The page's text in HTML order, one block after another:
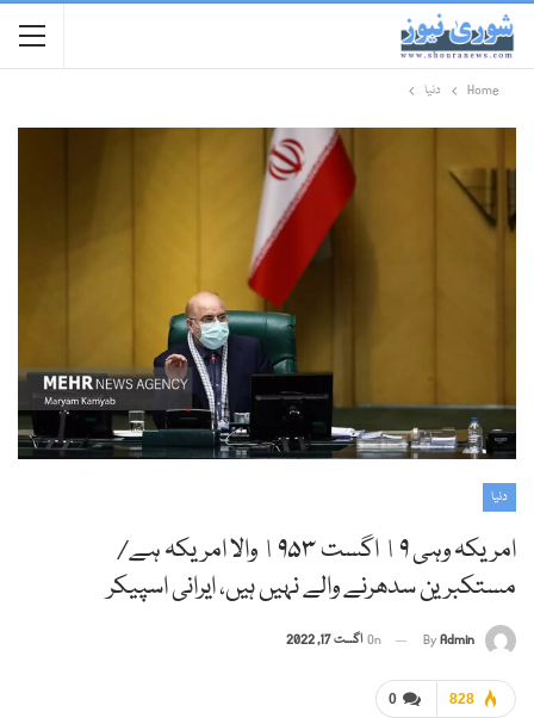
Home دنیا
دنیا
امریکہ وہی ١۹ اگست ١۹۵۳ والا امریکہ ہے/
مستکبرین سدھرنے والے نہیں ہیں، ایرانی اسپیکر
ByAdmin
On اگست 17, 2022
0 828